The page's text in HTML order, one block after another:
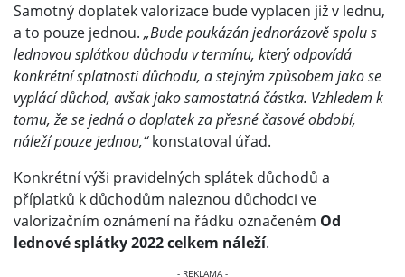
Samotný doplatek valorizace bude vyplacen již v lednu,
a to pouze jednou. „Bude poukázán jednorázově spolu s
lednovou splátkou důchodu v termínu, který odpovídá
konkrétní splatnosti důchodu, a stejným způsobem jako se
vyplácí důchod, avšak jako samostatná částka. Vzhledem k
tomu, že se jedná o doplatek za přesné časové období,
náleží pouze jednou,“konstatoval úřad.
Konkrétní výši pravidelných splátek důchodů a
příplatků k důchodům naleznou důchodci ve
valorizačním oznámení na řádku označeném Od
lednové splátky 2022 celkem náleží.